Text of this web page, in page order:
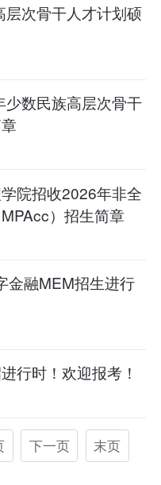
次骨干人才计划硕
数民族高层次骨干
院招收2026年非全
）招生简章
金融MEM招生进行
行时！欢迎报考！
下一页 末页